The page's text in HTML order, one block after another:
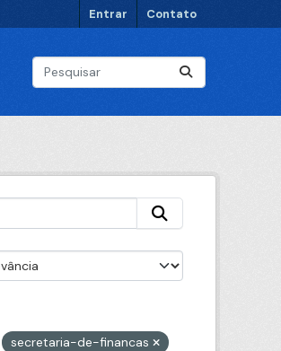
Entrar Contato
secretaria-de-financas